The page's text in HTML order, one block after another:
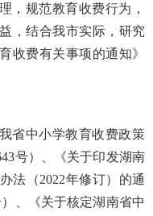
，规范教育收费行为，
，结合我市实际，研究
收费有关事项的通知》
省中小学教育收费政策
号）、《关于印发湖南
法（2022年修订）的通
、《关于核定湖南省中